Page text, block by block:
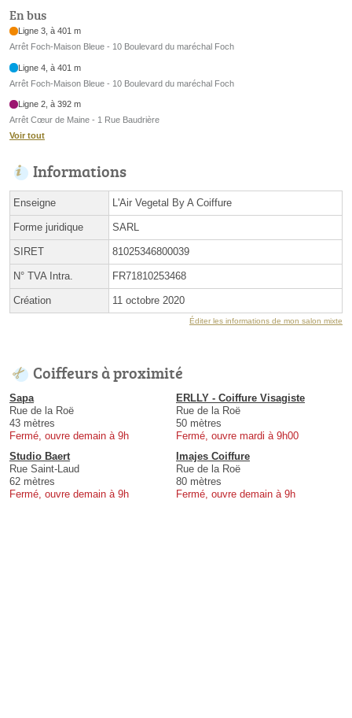
En bus
Ligne 3, à 401 m
Arrêt Foch-Maison Bleue - 10 Boulevard du maréchal Foch
Ligne 4, à 401 m
Arrêt Foch-Maison Bleue - 10 Boulevard du maréchal Foch
Ligne 2, à 392 m
Arrêt Cœur de Maine - 1 Rue Baudrière
Voir tout
Informations
Enseigne L'Air Vegetal By A Coiffure
Forme juridique SARL
SIRET 81025346800039
N° TVA Intra. FR71810253468
Création 11 octobre 2020
Éditer les informations de mon salon mixte
Coiffeurs à proximité
Sapa
Rue de la Roë
43 mètres
Fermé, ouvre demain à 9h
ERLLY - Coiffure Visagiste
Rue de la Roë
50 mètres
Fermé, ouvre mardi à 9h00
Studio Baert
Rue Saint-Laud
62 mètres
Fermé, ouvre demain à 9h
Imajes Coiffure
Rue de la Roë
80 mètres
Fermé, ouvre demain à 9h